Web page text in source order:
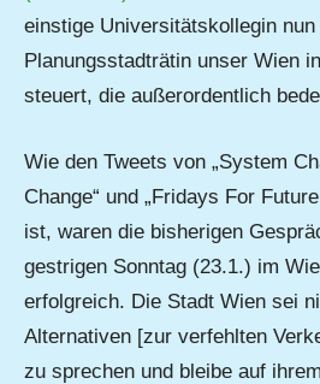
einstige Universitätskollegin nun
Planungsstadträtin unser Wien
steuert, die außerordentlich
Wie den Tweets von „System
Change“ und „Fridays For
ist, waren die bisherigen
gestrigen Sonntag (23.1.) im
erfolgreich. Die Stadt Wien sei
Alternativen [zur verfehlten
zu sprechen und bleibe auf